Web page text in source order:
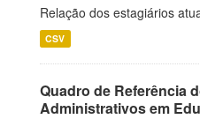
Relação dos estagiários
CSV
Quadro de Referência
Administrativos em